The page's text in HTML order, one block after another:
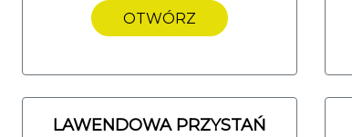
OTWÓRZ
LAWENDOWA PRZYSTAŃ